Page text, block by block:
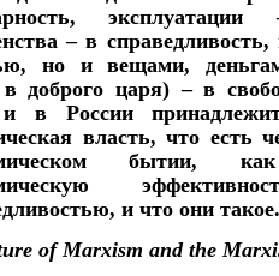
– в
но и вещами,
доброго царя) – в
в России
власть, что есть
бытии,
и что они такое.
of Marxism and the